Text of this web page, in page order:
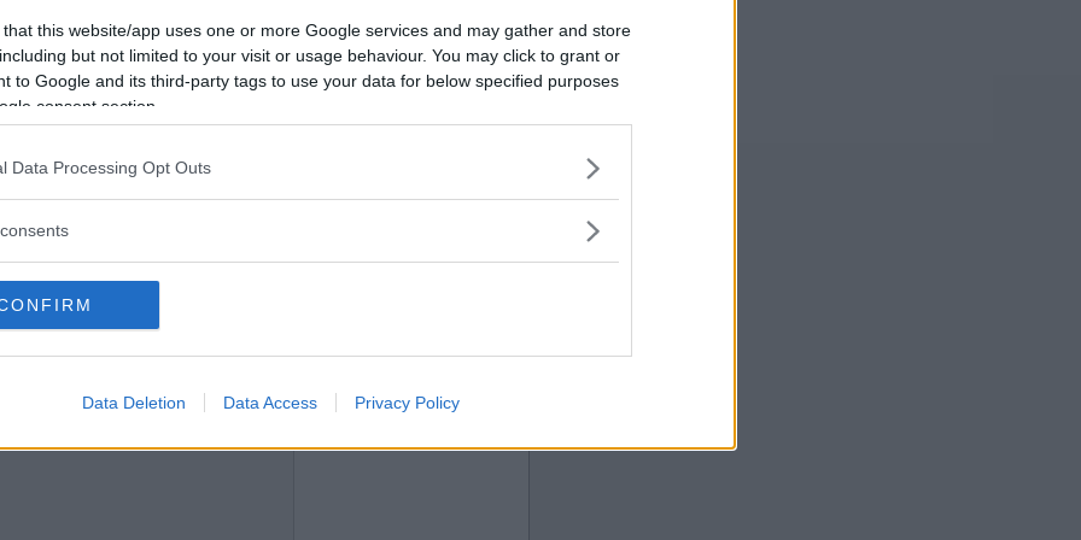
that this website/app uses one or more Google services and may gather and store
but not limited to your visit or usage behaviour. You may click to grant or
to Google and its third-party tags to use your data for below specified purposes
consent section.
Data Processing Opt Outs
Data Deletion Data Access Privacy Policy
10 spänn på din dejt med Olausdotter hörde
när du skippat gräddtårtan..?
roa er med när ni ses ikväll? Chill och
Vill du bli
medlem?